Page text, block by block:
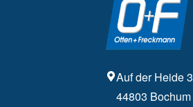
Auf der Heide 3
44803 Bochum